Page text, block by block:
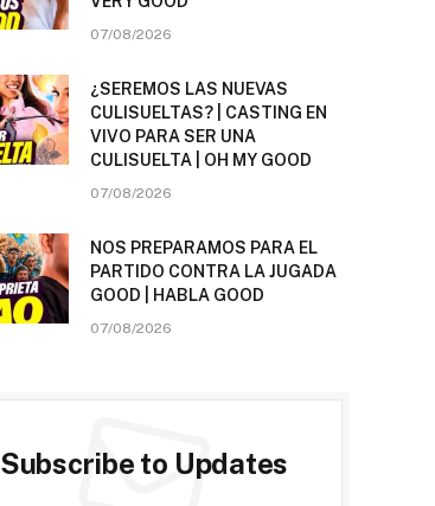
07/08/2026
¿SEREMOS LAS NUEVAS
CULISUELTAS? | CASTING EN
VIVO PARA SER UNA
CULISUELTA | OH MY GOOD
07/08/2026
NOS PREPARAMOS PARA EL
PARTIDO CONTRA LA JUGADA
GOOD | HABLA GOOD
07/08/2026
Subscribe to Updates